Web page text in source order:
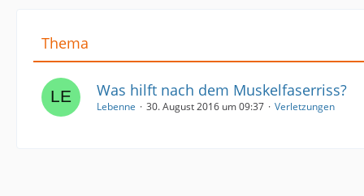
Thema
Was hilft nach dem Muskelfaserriss?
Lebenne 30. August 2016 um 09:37 Verletzungen